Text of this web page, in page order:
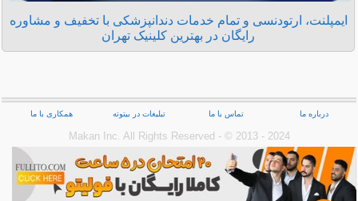
ایمپلنت، ارتودنسی و تمام خدمات دندانپزشکی با تخفیف و مشاوره
رایگان در بهترین کلینیک تهران
درباره ما تماس با ما تبلیغات در بیتوته همکاری با ما
Makan Inc.‎ All Rights Reserved - © 2013 - 2024